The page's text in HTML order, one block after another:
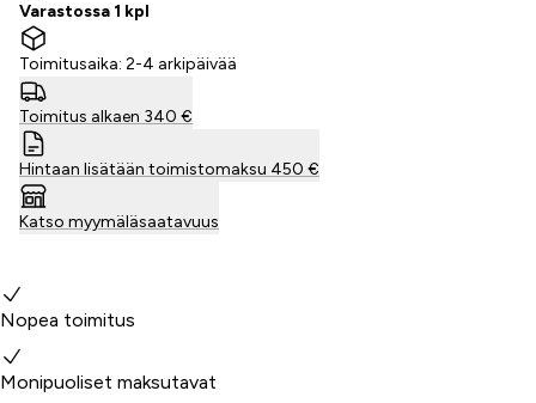
Varastossa 1 kpl
Toimitusaika: 2-4 arkipäivää
Toimitus alkaen 340 €
Hintaan lisätään toimistomaksu 450 €
Katso myymäläsaatavuus
Miksi valita meidät?
Nopea toimitus
Monipuoliset maksutavat